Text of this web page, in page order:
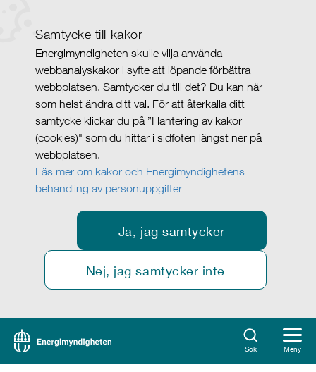
Samtycke till kakor
Energimyndigheten skulle vilja använda
webbanalyskakor i syfte att löpande förbättra
webbplatsen. Samtycker du till det? Du kan när
som helst ändra ditt val. För att återkalla ditt
samtycke klickar du på ”Hantering av kakor
(cookies)" som du hittar i sidfoten längst ner på
webbplatsen.
Läs mer om kakor och Energimyndighetens
behandling av personuppgifter
Ja, jag samtycker
Nej, jag samtycker inte
Sök Meny